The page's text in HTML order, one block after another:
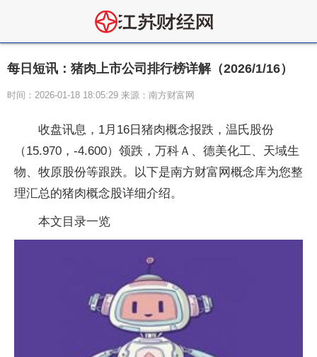
每日短讯：猪肉上市公司排行榜详解（2026/1/16）
时间：2026-01-18 18:05:29 来源：南方财富网
收盘讯息，1月16日猪肉概念报跌，温氏股份
（15.970，-4.600）领跌，万科Ａ、德美化工、天域生
物、牧原股份等跟跌。以下是南方财富网概念库为您整
理汇总的猪肉概念股详细介绍。
本文目录一览